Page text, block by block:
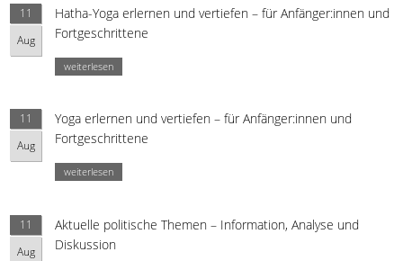
11
Aug
Hatha-Yoga erlernen und vertiefen – für Anfänger:innen und
Fortgeschrittene
weiterlesen
11
Aug
Yoga erlernen und vertiefen – für Anfänger:innen und
Fortgeschrittene
weiterlesen
11
Aug
Aktuelle politische Themen – Information, Analyse und
Diskussion